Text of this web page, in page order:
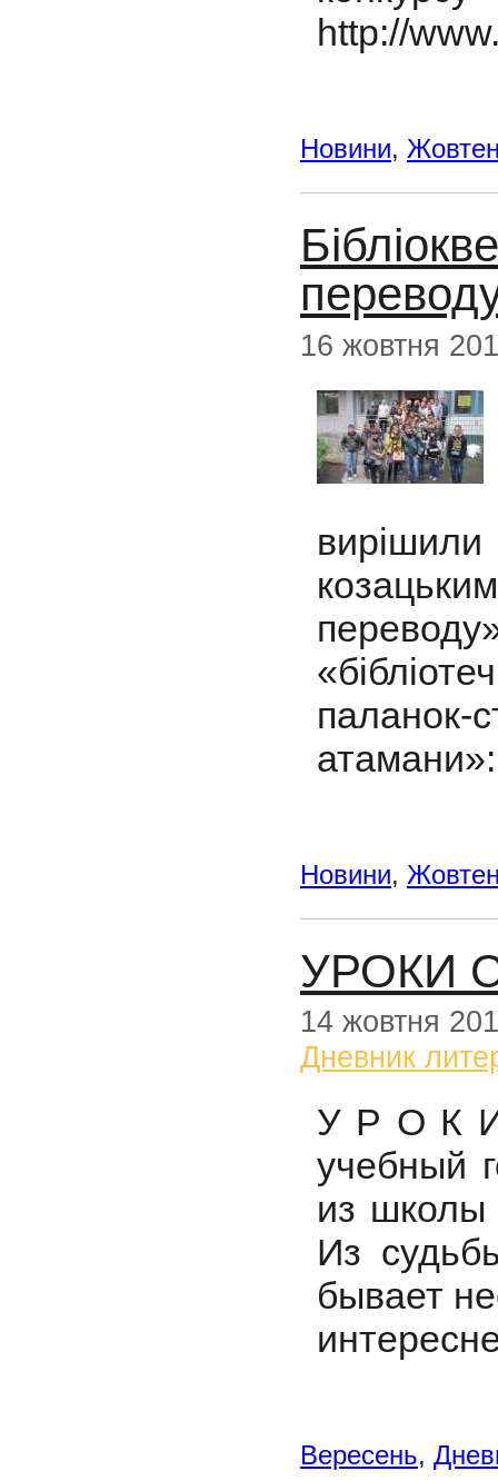
http://
Новини,
16 жовтня
атамани»:
Новини,
УРОКИ
14 жовтня
Дневник
У Р О К
учебный
из школы
Из
бывает
Вересень,